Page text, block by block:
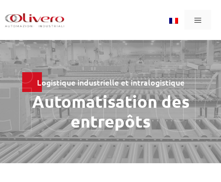
au
contenu
Logistique industrielle et intralogistique
Automatisation des
entrepôts